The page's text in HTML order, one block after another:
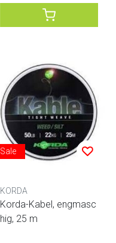
Sale
KORDA
Korda-Kabel, engmasc
hig, 25 m